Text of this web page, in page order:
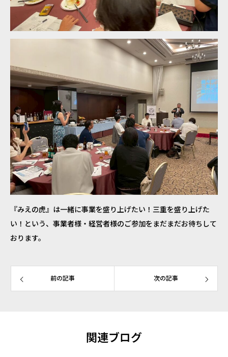
『みえの虎』は一緒に事業を盛り上げたい！三重を盛り上げた
い！という、事業者様・経営者様のご参加をまだまだお待ちして
おります。
前の記事 次の記事
関連ブログ